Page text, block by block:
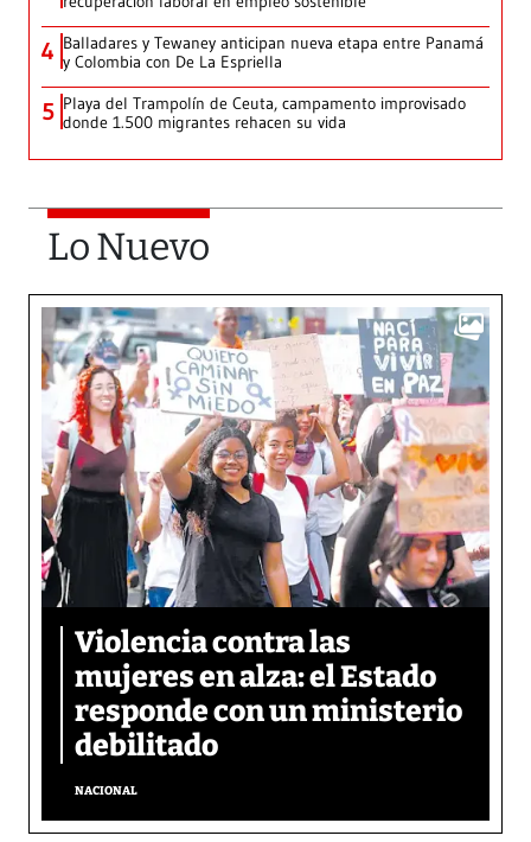
4 Balladares y Tewaney anticipan nueva etapa entre Panamá
y Colombia con De La Espriella
5 Playa del Trampolín de Ceuta, campamento improvisado
donde 1.500 migrantes rehacen su vida
Lo Nuevo
Violencia contra las
mujeres en alza: el Estado
responde con un ministerio
debilitado
NACIONAL